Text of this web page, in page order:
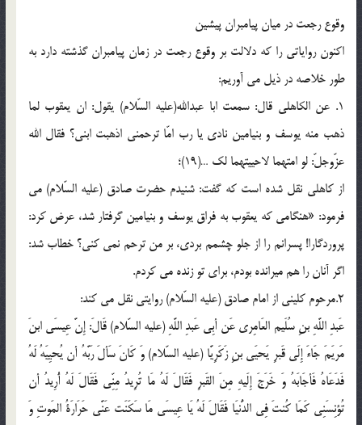
وقوع رجعت در میان پیامبران پیشین
اکنون روایاتی را که دلالت بر وقوع رجعت در زمان پیامبران گذشته دارد به
طور خلاصه در ذیل می آوریم:
1. عن الکاهلی قال: سمعت ابا عبدالله(علیه السّلام) یقول: ان یعقوب لما
ذهب منه یوسف و بنیامین نادی یا رب امّا ترحمنی اذهبت ابنی؟ فقال الله
عزّوجلّ: لو امتهما لاحییتهما لک …(19)؛
از کاهلی نقل شده است که گفت: شنیدم حضرت صادق (علیه السّلام) می
فرمود: «هنگامی که یعقوب به فراق یوسف و بنیامین گرفتار شد، عرض کرد:
پروردگارا! پسرانم را از جلو چشمم بردی، بر من ترحم نمی کنی؟ خطاب شد:
اگر آنان را هم میرانده بودم، برای تو زنده می کردم.
2.مرحوم کلینی از امام صادق (علیه السّلام) روایتی نقل می کند:
عَبدِ اللَّهِ بنِ سُلَیم العَامِری عَن أبِی عَبدِ اللَّهِ (علیه السّلام) قَالَ: إِنَّ عِیسَی ابنَ
مَریَمَ جَاءَ إِلَی قَبرِ یَحیَی بنِ زَکَرِیَّا (علیه السّلام) وَ کَانَ سَألَ رَبَّهُ أن یُحیِیَهُ لَهُ
فَدَعَاهُ فَأجَابَهُ وَ خَرَجَ إِلَیهِ مِنَ القَبرِ فَقَالَ لَهُ مَا تُرِیدُ مِنِّی فَقَالَ لَهُ أُرِیدُ أن
تُؤنِسَنِی کَمَا کُنتَ فِی الدُّنیَا فَقَالَ لَهُ یَا عِیسَی مَا سَکَنَت عَنَّی حَرَارَةُ المَوتِ وَ